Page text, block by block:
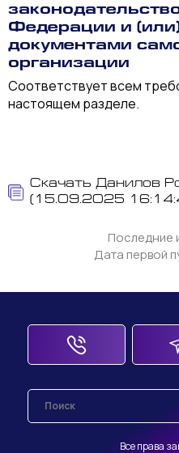
Федерации и
документами
организации
Соответствует всем
настоящем разделе.
Скачать Данилов
(15.09.2025
Последние
Дата первой
Все права